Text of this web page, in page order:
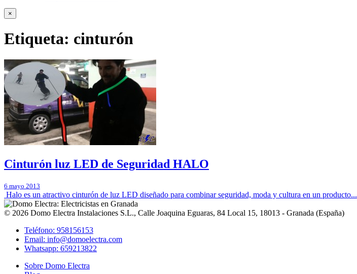
×
Etiqueta: cinturón
Cinturón luz LED de Seguridad HALO
6 mayo 2013
Halo es un atractivo cinturón de luz LED diseñado para combinar seguridad, moda y cultura en un producto...
© 2026 Domo Electra Instalaciones S.L., Calle Joaquina Eguaras, 84 Local 15, 18013 - Granada (España)
Teléfono: 958156153
Email: info@domoelectra.com
Whatsapp: 659213822
Sobre Domo Electra